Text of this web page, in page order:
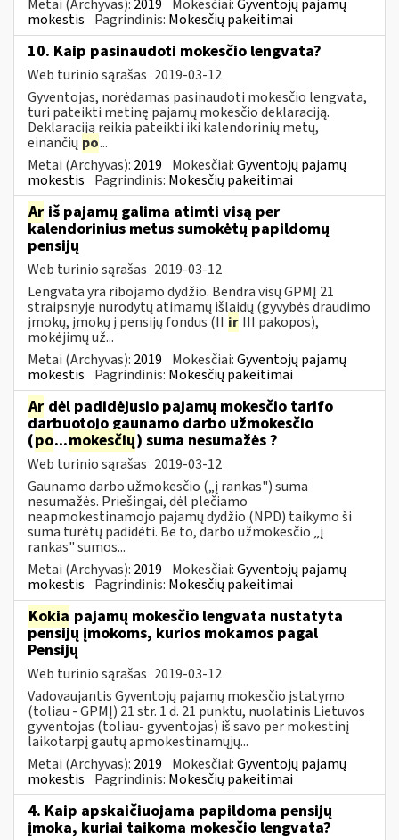
Metai (Archyvas): 2019 Mokesčiai:Gyventojų pajamų
mokestis Pagrindinis: Mokesčių pakeitimai
10. Kaip pasinaudoti mokesčio lengvata?
Web turinio sąrašas 2019-03-12
Gyventojas, norėdamas pasinaudoti mokesčio lengvata,
turi pateikti metinę pajamų mokesčio deklaraciją.
Deklaraciją reikia pateikti iki kalendorinių metų,
einančių po...
Metai (Archyvas): 2019 Mokesčiai:Gyventojų pajamų
mokestis Pagrindinis: Mokesčių pakeitimai
Ar iš pajamų galima atimti visą per
kalendorinius metus sumokėtų papildomų
pensijų
Web turinio sąrašas 2019-03-12
Lengvata yra ribojamo dydžio. Bendra visų GPMĮ 21
straipsnyje nurodytų atimamų išlaidų (gyvybės draudimo
įmokų, įmokų į pensijų fondus (II ir III pakopos),
mokėjimų už...
Metai (Archyvas): 2019 Mokesčiai:Gyventojų pajamų
mokestis Pagrindinis: Mokesčių pakeitimai
Ar dėl padidėjusio pajamų mokesčio tarifo
darbuotojo gaunamo darbo užmokesčio
(po...mokesčių) suma nesumažės ?
Web turinio sąrašas 2019-03-12
Gaunamo darbo užmokesčio („į rankas") suma
nesumažės. Priešingai, dėl plečiamo
neapmokestinamojo pajamų dydžio (NPD) taikymo ši
suma turėtų padidėti. Be to, darbo užmokesčio „į
rankas" sumos...
Metai (Archyvas): 2019 Mokesčiai:Gyventojų pajamų
mokestis Pagrindinis: Mokesčių pakeitimai
Kokia pajamų mokesčio lengvata nustatyta
pensijų įmokoms, kurios mokamos pagal
Pensijų
Web turinio sąrašas 2019-03-12
Vadovaujantis Gyventojų pajamų mokesčio įstatymo
(toliau - GPMĮ) 21 str. 1 d. 21 punktu, nuolatinis Lietuvos
gyventojas (toliau- gyventojas) iš savo per mokestinį
laikotarpį gautų apmokestinamųjų...
Metai (Archyvas): 2019 Mokesčiai:Gyventojų pajamų
mokestis Pagrindinis: Mokesčių pakeitimai
4. Kaip apskaičiuojama papildoma pensijų
įmoka, kuriai taikoma mokesčio lengvata?